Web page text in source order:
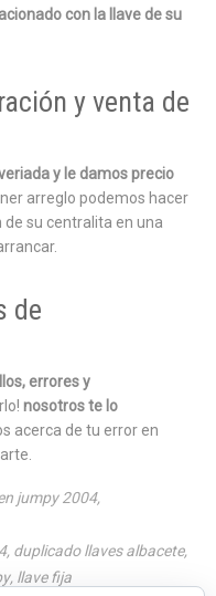
con la llave de su
y venta de
y le damos precio
arreglo podemos hacer
su centralita en una
de
errores y
nosotros te lo
acerca de tu error en
jumpy 2004,
, duplicado llaves albacete,
, llave fija